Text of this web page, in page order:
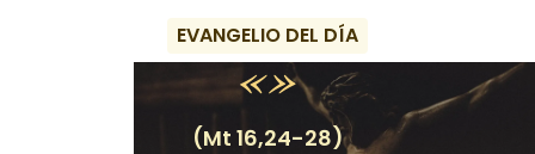
EVANGELIO DEL DÍA
(Mt 16,24-28)